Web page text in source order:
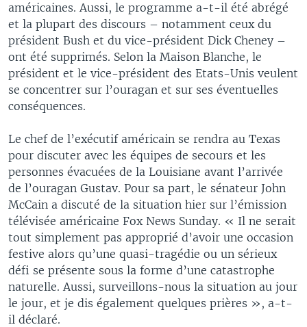
américaines. Aussi, le programme a-t-il été abrégé
et la plupart des discours – notamment ceux du
président Bush et du vice-président Dick Cheney –
ont été supprimés. Selon la Maison Blanche, le
président et le vice-président des Etats-Unis veulent
se concentrer sur l’ouragan et sur ses éventuelles
conséquences.
Le chef de l’exécutif américain se rendra au Texas
pour discuter avec les équipes de secours et les
personnes évacuées de la Louisiane avant l’arrivée
de l’ouragan Gustav. Pour sa part, le sénateur John
McCain a discuté de la situation hier sur l’émission
télévisée américaine Fox News Sunday. « Il ne serait
tout simplement pas approprié d’avoir une occasion
festive alors qu’une quasi-tragédie ou un sérieux
défi se présente sous la forme d’une catastrophe
naturelle. Aussi, surveillons-nous la situation au jour
le jour, et je dis également quelques prières », a-t-
il déclaré.